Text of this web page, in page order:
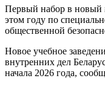
Первый набор в новый
этом году по
общественной
Новое учебное
внутренних дел
начала 2026 года,